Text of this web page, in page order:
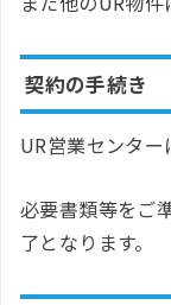
契約の手続き
UR営業センター
必要書類等をご
了となります。